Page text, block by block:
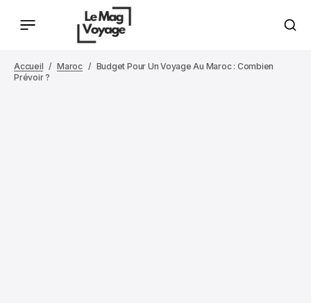
Accueil Maroc
Budget Pour Un Voyage Au Maroc : Combien
Prévoir ?